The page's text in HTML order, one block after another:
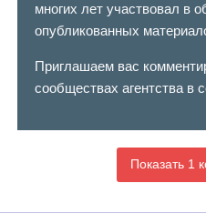
многих лет участвовал в
опубликованных
Приглашаем вас
сообществах агентства в
Показать 1